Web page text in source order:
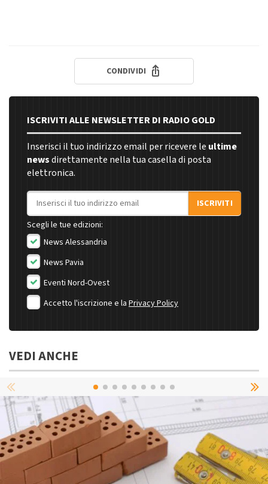
CONDIVIDI
ISCRIVITI ALLE NEWSLETTER DI RADIO GOLD
Inserisci il tuo indirizzo email per ricevere le ultime
newsdirettamente nella tua casella di posta
elettronica.
Indirizzo email
ISCRIVITI
Scegli le tue edizioni:
News Alessandria
News Pavia
Eventi Nord-Ovest
Accetto l'iscrizione e la Privacy Policy
VEDI ANCHE